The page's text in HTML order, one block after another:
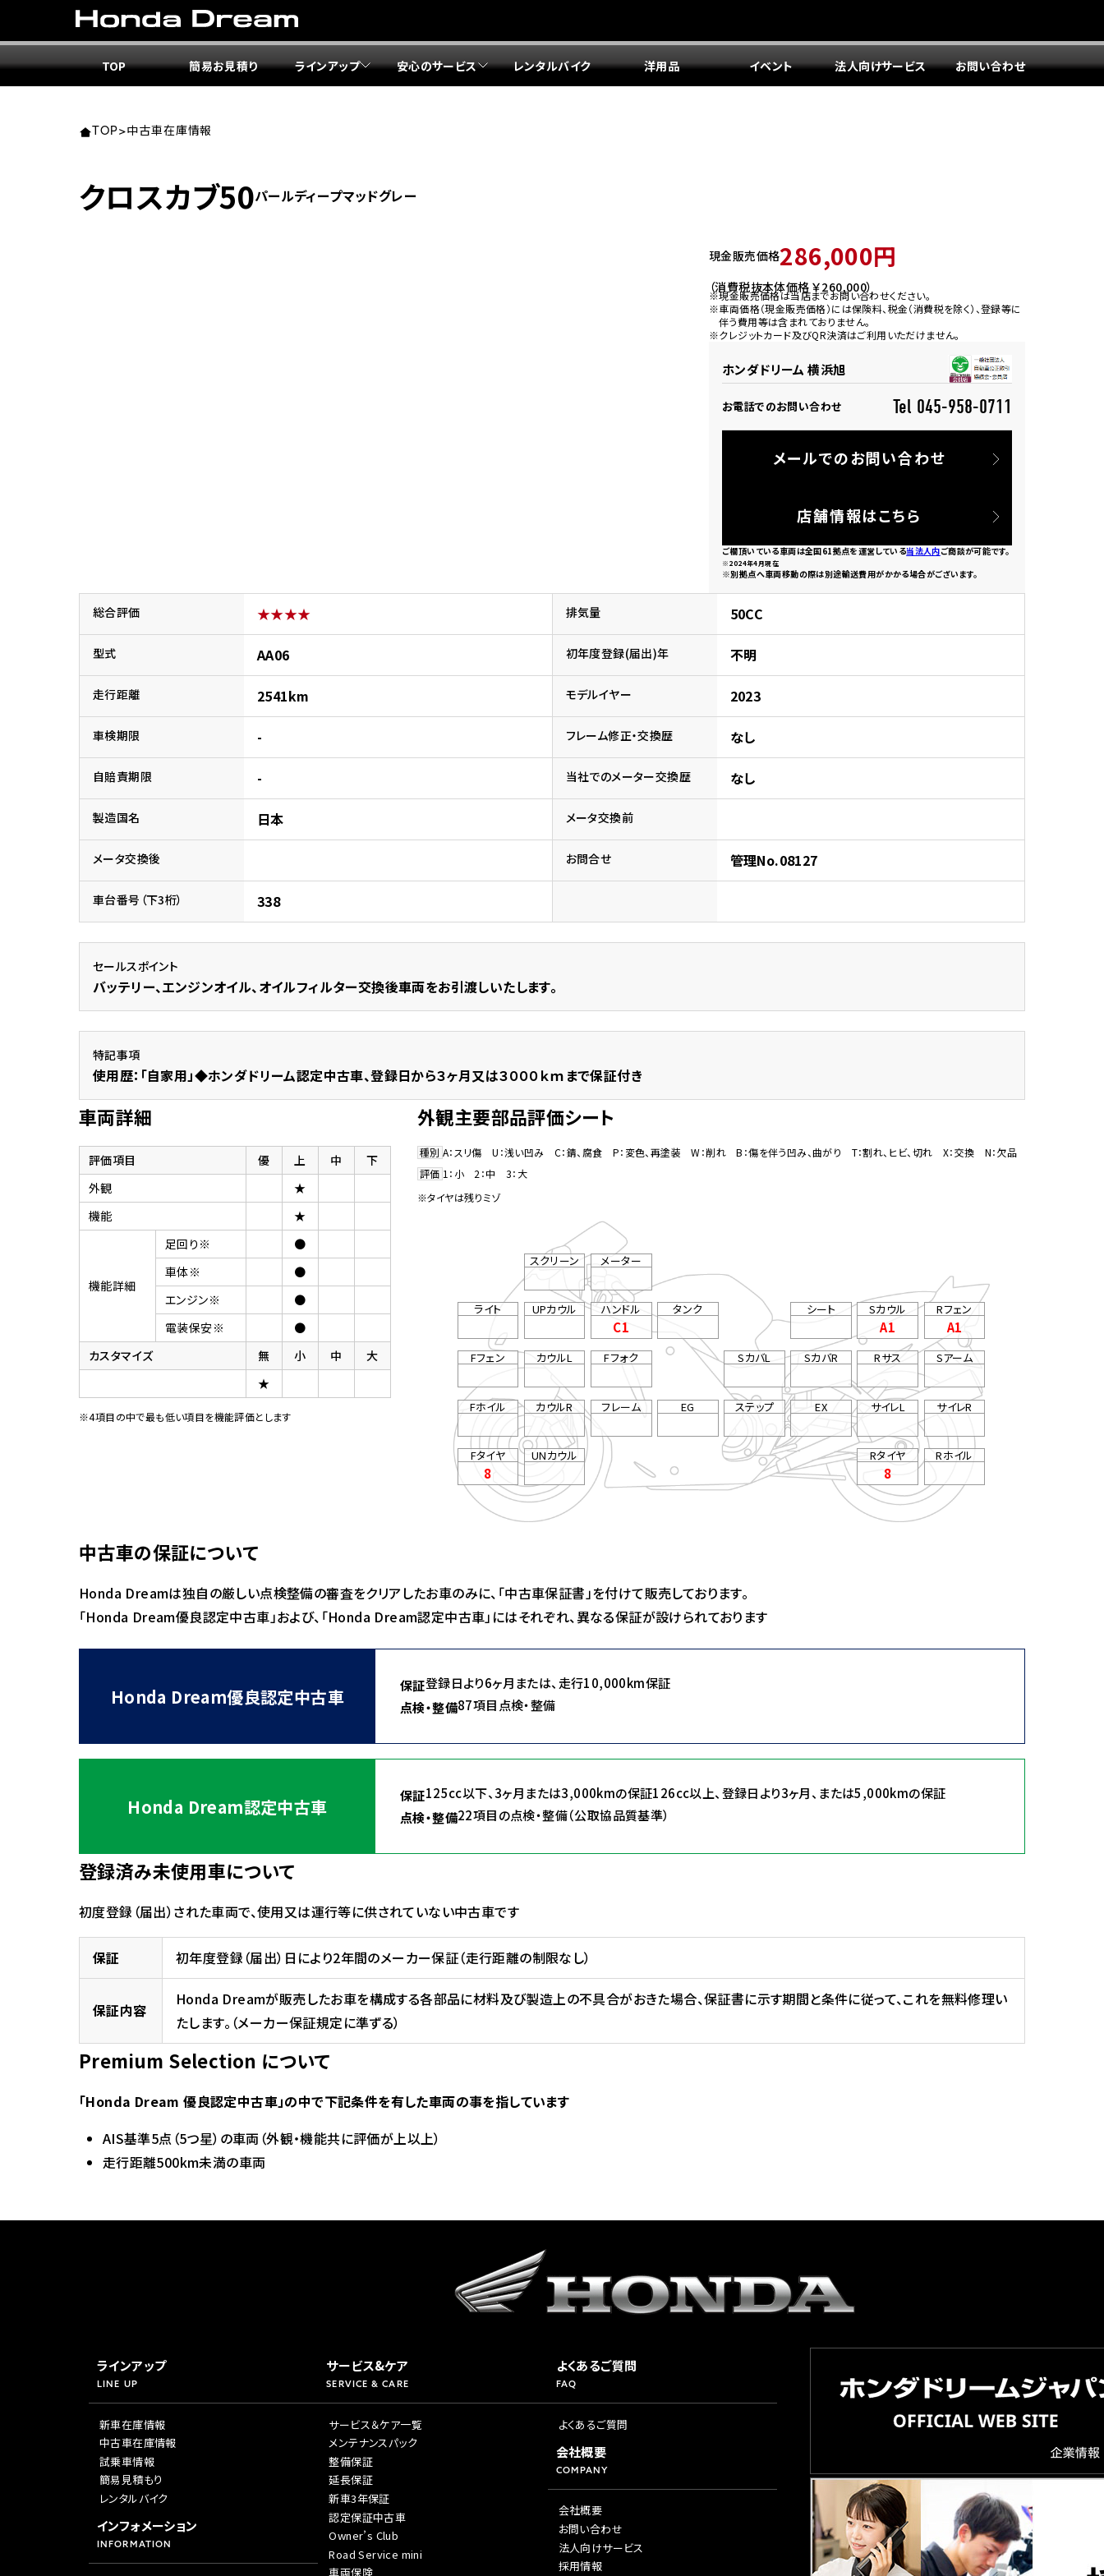
TOP 簡易お見積り ラインアップ 安心のサービス レンタルバイク 洋用品 イベント 法人向けサービス お問い合わせ
TOP>中古車在庫情報
クロスカブ50パールディープマッドグレー
現金販売価格286,000円
（消費税抜本体価格 ￥260,000）
※現金販売価格は当店までお問い合わせください。
※車両価格（現金販売価格）には保険料、税金（消費税を除く）、登録等に
伴う費用等は含まれておりません。
※クレジットカード及びQR決済はご利用いただけません。
ホンダドリーム 横浜旭
お電話でのお問い合わせ Tel 045-958-0711
メールでのお問い合わせ
店舗情報はこちら
ご欄頂いている車両は全国61拠点を運営している当法人内ご商談が可能です。
※2024年4月現在
※別拠点へ車両移動の際は別途輸送費用がかかる場合がございます。
総合評価 ★★★★ 排気量 50CC
型式 AA06 初年度登録(届出)年 不明
走行距離 2541km モデルイヤー 2023
車検期限 - フレーム修正・交換歴 なし
自賠責期限 - 当社でのメーター交換歴 なし
製造国名 日本 メータ交換前
メータ交換後 お問合せ 管理No.08127
車台番号（下3桁） 338
セールスポイント
バッテリー、エンジンオイル、オイルフィルター交換後車両をお引渡しいたします。
特記事項
使用歴：「自家用」◆ホンダドリーム認定中古車、登録日から３ヶ月又は３０００ｋｍまで保証付き
車両詳細
評価項目 優 上 中
下
外観
★
機能
★
機能詳細
足回り※
●
車体※
●
エンジン※
●
電装保安※
●
カスタマイズ
無 小 中
大
★
※4項目の中で最も低い項目を機能評価とします
外観主要部品評価シート
種別 A：スリ傷 U：浅い凹み C：錆、腐食 P：変色、再塗装 W：削れ B：傷を伴う凹み、曲がり T：割れ、ヒビ、切れ X：交換 N：欠品
評価 1：小 2：中 3：大
※タイヤは残りミゾ
スクリーン メーター
ライト UPカウル ハンドル
C1
タンク シート Sカウル
A1
Rフェン
A1
Fフェン カウルL Fフォク SカバL SカバR Rサス Sアーム
Fホイル カウルR フレーム EG ステップ EX サイレL サイレR
Fタイヤ
8
UNカウル Rタイヤ
8
Rホイル
中古車の保証について
Honda Dreamは独自の厳しい点検整備の審査をクリアしたお車のみに、「中古車保証書」を付けて販売しております。
「Honda Dream優良認定中古車」および、「Honda Dream認定中古車」にはそれぞれ、異なる保証が設けられております
Honda Dream優良認定中古車 保証登録日より6ヶ月または、走行10,000km保証
点検・整備87項目点検・整備
Honda Dream認定中古車 保証125cc以下、3ヶ月または3,000kmの保証126cc以上、登録日より3ヶ月、または5,000kmの保証
点検・整備22項目の点検・整備（公取協品質基準）
登録済み未使用車について
初度登録（届出）された車両で、使用又は運行等に供されていない中古車です
保証 初年度登録（届出）日により2年間のメーカー保証（走行距離の制限なし）
保証内容
Honda Dreamが販売したお車を構成する各部品に材料及び製造上の不具合がおきた場合、保証書に示す期間と条件に従って、これを無料修理い
たします。（メーカー保証規定に準ずる）
Premium Selection について
「Honda Dream 優良認定中古車」の中で下記条件を有した車両の事を指しています
AIS基準5点（5つ星）の車両 （外観・機能共に評価が上以上）
走行距離500km未満の車両
ラインアップ
LINE UP
新車在庫情報
中古車在庫情報
試乗車情報
簡易見積もり
レンタルバイク
インフォメーション
INFORMATION
サービス&ケア
SERVICE & CARE
サービス＆ケア一覧
メンテナンスパック
整備保証
延長保証
新車3年保証
認定保証中古車
Owner’s Club
Road Service mini
車両保険
よくあるご質問
FAQ
よくあるご質問
会社概要
COMPANY
会社概要
お問い合わせ
法人向けサービス
採用情報
東北エリア 店舗一覧
ホンダドリーム 宮城岩沼
関東エリア 店舗一覧
ホンダドリーム 練馬
ホンダドリーム 鴻巣
ホンダドリーム 大宮
中部エリア 店舗一覧
ホンダドリーム 小牧
近畿エリア 店舗一覧
ホンダドリーム 藤井寺
ホンダドリーム 京都右京
中国・四国エリア 店舗一覧
九州エリア 店舗一覧
ホンダドリーム 久留米